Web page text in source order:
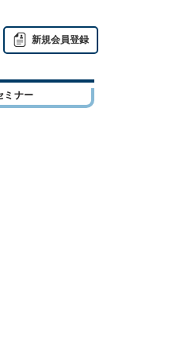
新規会員登録
ミナー